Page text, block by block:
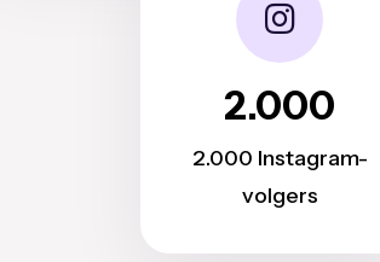
2.000
2.000 Instagram-
volgers